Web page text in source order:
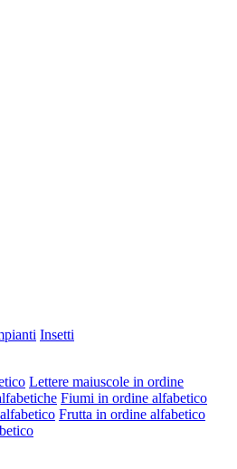
Insetti
Lettere maiuscole in ordine
Fiumi in ordine alfabetico
Frutta in ordine alfabetico